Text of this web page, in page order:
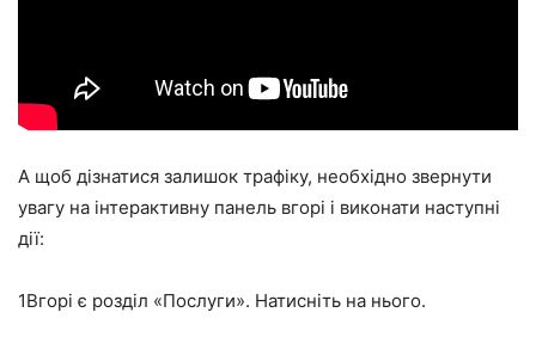
А щоб дізнатися залишок трафіку, необхідно звернути
увагу на інтерактивну панель вгорі і виконати наступні
дії:
1Вгорі є розділ «Послуги». Натисніть на нього.